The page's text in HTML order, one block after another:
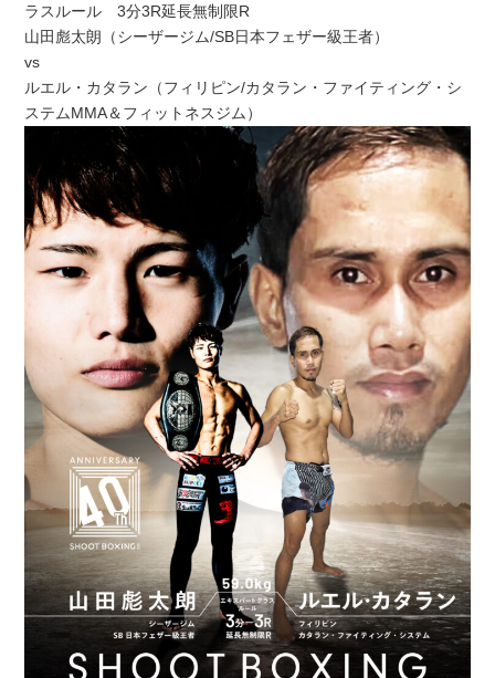
ラスルール 3分3R延長無制限R
山田彪太朗（シーザージム/SB日本フェザー級王者）
vs
ルエル・カタラン（フィリピン/カタラン・ファイティング・シ
ステムMMA＆フィットネスジム）